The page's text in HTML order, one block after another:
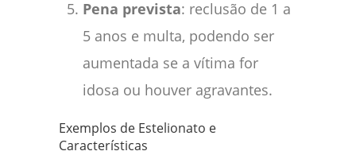
Pena prevista: reclusão de 1 a
5 anos e multa, podendo ser
aumentada se a vítima for
idosa ou houver agravantes.
Exemplos de Estelionato e
Características